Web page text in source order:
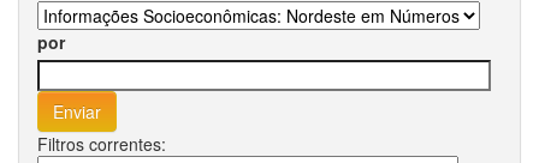
por
Filtros correntes: